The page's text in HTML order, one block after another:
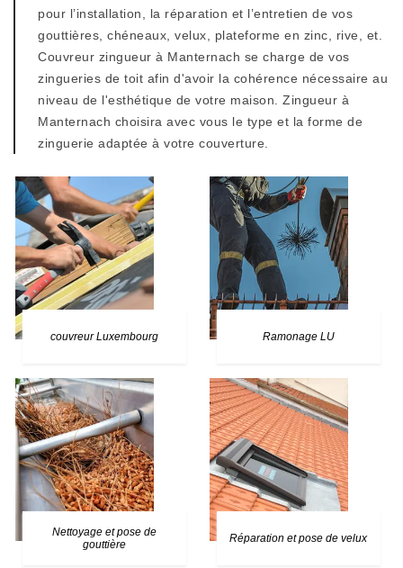
pour l’installation, la réparation et l’entretien de vos
gouttières, chéneaux, velux, plateforme en zinc, rive, et.
Couvreur zingueur à Manternach se charge de vos
zingueries de toit afin d'avoir la cohérence nécessaire au
niveau de l'esthétique de votre maison. Zingueur à
Manternach choisira avec vous le type et la forme de
zinguerie adaptée à votre couverture.
couvreur Luxembourg Ramonage LU
Nettoyage et pose de
gouttière
Réparation et pose de velux